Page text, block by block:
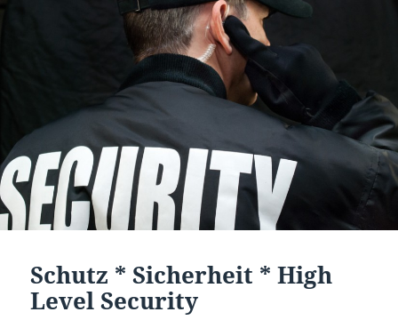
Schutz * Sicherheit * High
Level Security